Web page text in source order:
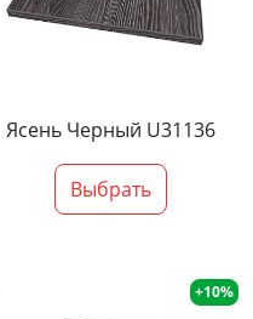
Ясень Черный U31136
Выбрать
+10%